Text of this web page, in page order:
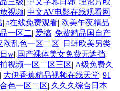
视频| 中文AV电影在线观看网
| a在线免费观看| 欧美午夜精品
一区二| 爱搞| 免费精品国自产
欧乱色一区二区| 日韩欧美另类
w| 国产裸体美女免费无遮挡|
视频一区二区三区| A级免费久
| 大伊香蕉精品视频在线天堂| 91
色一区二区| 久久久综合日本|